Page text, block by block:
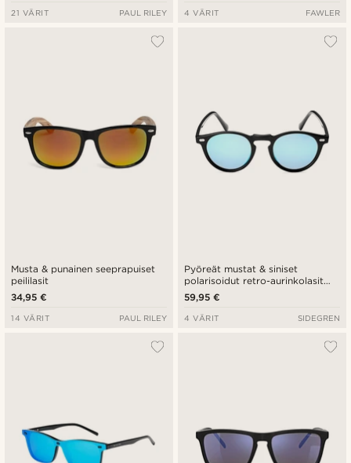
21 VÄRIT PAUL RILEY 4 VÄRIT FAWLER
Musta & punainen seeprapuiset
peililasit
34,95 €
14 VÄRIT PAUL RILEY
Pyöreät mustat & siniset
polarisoidut retro-aurinkolasit
peililinsseillä
59,95 €
4 VÄRIT SIDEGREN